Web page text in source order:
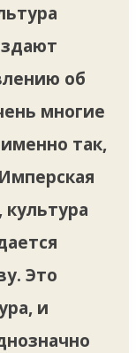
об
многие
так,
Это
и